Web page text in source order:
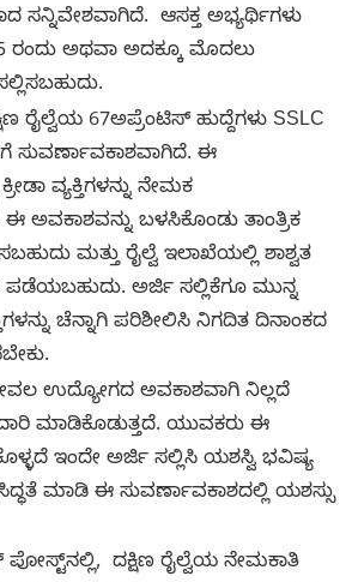
ಸನ್ನಿವೇಶವಾಗಿದೆ. ಆಸಕ್ತ ಅಭ್ಯರ್ಥಿಗಳು
ರಂದು ಅಥವಾ ಅದಕ್ಕೂ ಮೊದಲು
ಹುದ್ದೆಗಳು SSLC
ಸುವರ್ಣಾವಕಾಶವಾಗಿದೆ. ಈ
ವ್ಯಕ್ತಿಗಳನ್ನು ನೇಮಕ
ಈ ಅವಕಾಶವನ್ನು ಬಳಸಿಕೊಂಡು ತಾಂತ್ರಿಕ
ಮತ್ತು ರೈಲ್ವೆ ಇಲಾಖೆಯಲ್ಲಿ ಶಾಶ್ವತ
ಅರ್ಜಿ ಸಲ್ಲಿಕೆಗೂ ಮುನ್ನ
ಚೆನ್ನಾಗಿ ಪರಿಶೀಲಿಸಿ ನಿಗದಿತ ದಿನಾಂಕದ
ಅವಕಾಶವಾಗಿ ನಿಲ್ಲದೆ
ಮಾಡಿಕೊಡುತ್ತದೆ. ಯುವಕರು ಈ
ಇಂದೇ ಅರ್ಜಿ ಸಲ್ಲಿಸಿ ಯಶಸ್ವಿ ಭವಿಷ್ಯ
ಸಿದ್ಧತೆ ಮಾಡಿ ಈ ಸುವರ್ಣಾವಕಾಶದಲ್ಲಿ ಯಶಸ್ಸು
ದಕ್ಷಿಣ ರೈಲ್ವೆಯ ನೇಮಕಾತಿ